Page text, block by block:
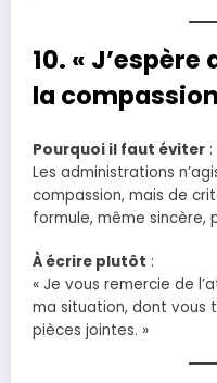
10. «
la
Pourquoi il faut éviter :
Les administrations
compassion, mais de
formule, même sincère,
À écrire plutôt :
« Je vous remercie de
ma situation, dont vous
pièces jointes. »